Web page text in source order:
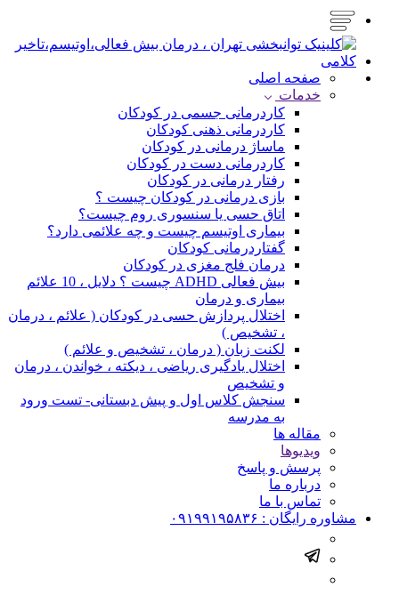
صفحه اصلی
خدمات
کاردرمانی جسمی در کودکان
کاردرمانی ذهنی کودکان
ماساژ درمانی در کودکان
کاردرمانی دست در کودکان
رفتار درمانی در کودکان
بازی درمانی در کودکان چیست ؟
اتاق حسی یا سنسوری روم چیست؟
بیماری اوتیسم چیست و چه علائمی دارد؟
گفتاردرمانی کودکان
درمان فلج مغزی در کودکان
بیش فعالی ADHD چیست ؟ دلایل ، 10 علائم
بیماری و درمان
اختلال پردازش حسی در کودکان ( علائم ، درمان
، تشخیص )
لکنت زبان ( درمان ، تشخیص و علائم )
اختلال یادگیری ریاضی ، دیکته ، خواندن ، درمان
و تشخیص
سنجش کلاس اول و پیش دبستانی- تست ورود
به مدرسه
مقاله ها
ویدیوها
پرسش و پاسخ
درباره ما
تماس با ما
مشاوره رایگان : ۰۹۱۹۹۱۹۵۸۳۶